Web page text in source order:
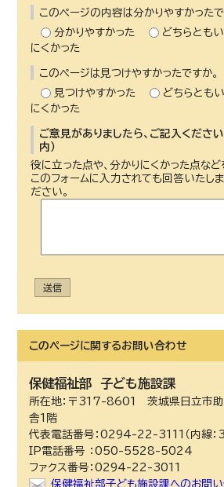
このページの内容は分かりやすかったで
分かりやすかった
どちらとも
にくかった
このページは見つけやすかったですか。
見つけやすかった
どちらとも
にくかった
ご意見がありましたら、ご記入くださ
内）
役に立った点や、分かりにくかった点など
このフォームに入力されても回答いたし
ださい。
送信
このページに関するお問い合わせ
保健福祉部子ども施設課
所在地：〒317-8601 茨城県日立市
舎1階
代表電話番号：0294-22-3111（内線：
IP電話番号 ：050-5528-5024
ファクス番号：0294-22-3011
保健福祉部子ども施設課へのお問